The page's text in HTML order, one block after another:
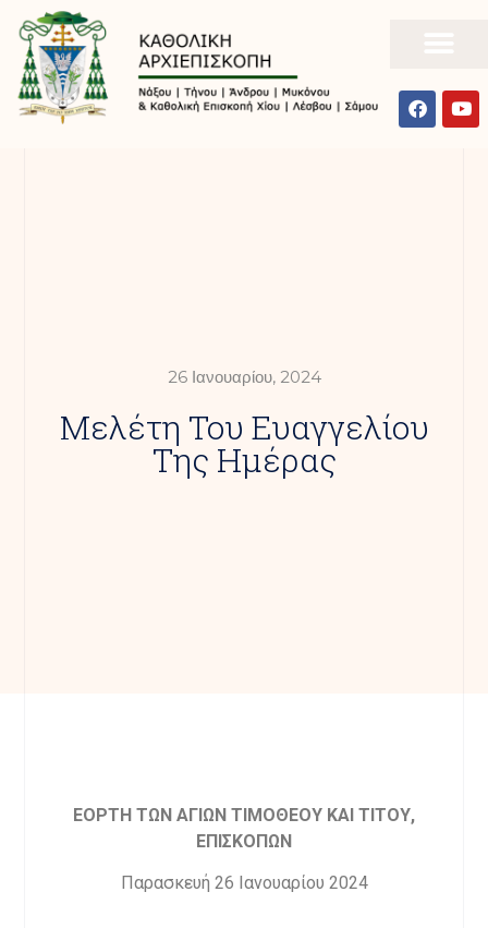
26 Ιανουαρίου, 2024
Mελέτη Του Ευαγγελίου
Της Ημέρας
ΕΟΡΤΗ ΤΩΝ ΑΓΙΩΝ ΤΙΜΟΘΕΟΥ ΚΑΙ ΤΙΤΟΥ,
ΕΠΙΣΚΟΠΩΝ
Παρασκευή 26 Ιανουαρίου 2024